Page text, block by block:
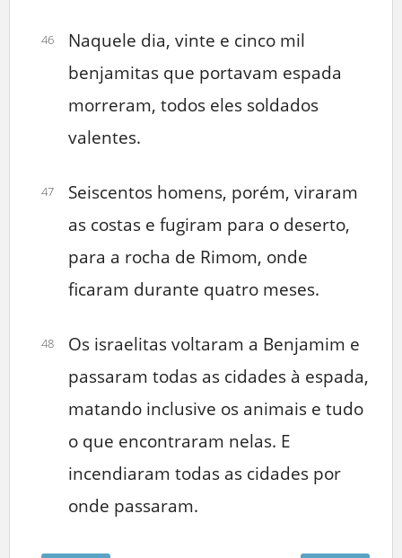
46
Naquele dia, vinte e cinco mil
benjamitas que portavam espada
morreram, todos eles soldados
valentes.
47
Seiscentos homens, porém, viraram
as costas e fugiram para o deserto,
para a rocha de Rimom, onde
ficaram durante quatro meses.
48
Os israelitas voltaram a Benjamim e
passaram todas as cidades à espada,
matando inclusive os animais e tudo
o que encontraram nelas. E
incendiaram todas as cidades por
onde passaram.